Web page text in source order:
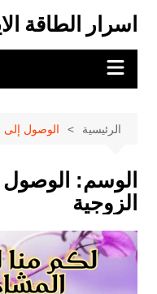
المحتوى
اسرار الطاقة
الرئيسية الوصول إلى
الوسم:
الزوجية